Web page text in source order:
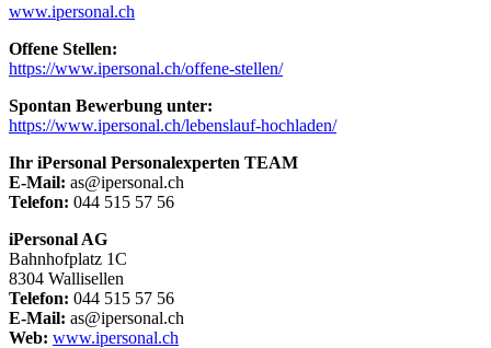
www.ipersonal.ch
Offene Stellen:
https://www.ipersonal.ch/offene-stellen/
Spontan Bewerbung unter:
https://www.ipersonal.ch/lebenslauf-hochladen/
Ihr iPersonal Personalexperten TEAM
E-Mail: as@ipersonal.ch
Telefon: 044 515 57 56
iPersonal AG
Bahnhofplatz 1C
8304 Wallisellen
Telefon: 044 515 57 56
E-Mail: as@ipersonal.ch
Web: www.ipersonal.ch